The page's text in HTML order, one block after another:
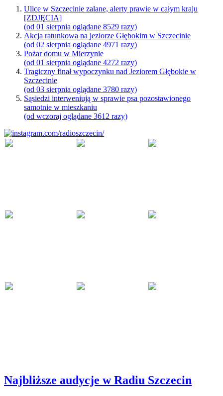
Ulice w Szczecinie zalane, alerty prawie w całym kraju
[ZDJĘCIA]
(od 01 sierpnia oglądane 8529 razy)
Akcja ratunkowa na jeziorze Głębokim w Szczecinie
(od 02 sierpnia oglądane 4971 razy)
Pożar domu w Mierzynie
(od 01 sierpnia oglądane 4272 razy)
Tragiczny finał wypoczynku nad Jeziorem Głębokie w
Szczecinie
(od 03 sierpnia oglądane 3780 razy)
Sąsiedzi interweniują w sprawie psa pozostawionego
samotnie w mieszkaniu
(od wczoraj oglądane 3612 razy)
Najbliższe audycje w Radiu Szczecin